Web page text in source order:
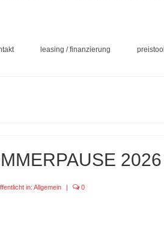
leasing / finanzierung preistool
2026
in:Allgemein | 0